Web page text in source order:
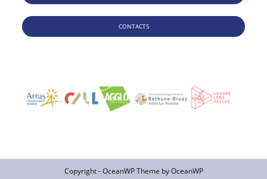
CONTACTS
Copyright - OceanWP Theme by OceanWP